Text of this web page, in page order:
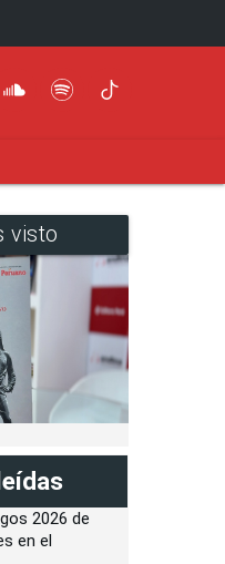
visto
2026 de
en el